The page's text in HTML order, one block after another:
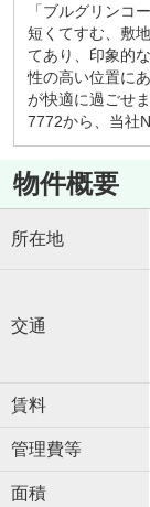
「ブルグリンコ
短くてすむ、敷
てあり、印象的
性の高い位置に
が快適に過ごせ
7772から、当社
物件概要
所在地
交通
賃料
管理費等
面積